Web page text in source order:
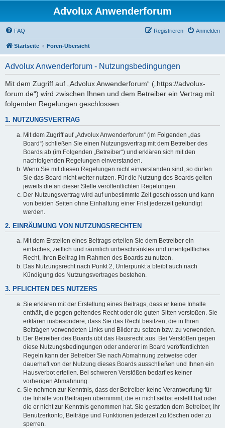
Advolux Anwenderforum
FAQ Anmelden
Registrieren
Startseite Foren-Übersicht
Advolux Anwenderforum - Nutzungsbedingungen
Mit dem Zugriff auf „Advolux Anwenderforum“ („https://advolux-
forum.de“) wird zwischen Ihnen und dem Betreiber ein Vertrag mit
folgenden Regelungen geschlossen:
1. NUTZUNGSVERTRAG
Mit dem Zugriff auf „Advolux Anwenderforum“ (im Folgenden „das
Board“) schließen Sie einen Nutzungsvertrag mit dem Betreiber des
Boards ab (im Folgenden „Betreiber“) und erklären sich mit den
nachfolgenden Regelungen einverstanden.
Wenn Sie mit diesen Regelungen nicht einverstanden sind, so dürfen
Sie das Board nicht weiter nutzen. Für die Nutzung des Boards gelten
jeweils die an dieser Stelle veröffentlichten Regelungen.
Der Nutzungsvertrag wird auf unbestimmte Zeit geschlossen und kann
von beiden Seiten ohne Einhaltung einer Frist jederzeit gekündigt
werden.
2. EINRÄUMUNG VON NUTZUNGSRECHTEN
Mit dem Erstellen eines Beitrags erteilen Sie dem Betreiber ein
einfaches, zeitlich und räumlich unbeschränktes und unentgeltliches
Recht, Ihren Beitrag im Rahmen des Boards zu nutzen.
Das Nutzungsrecht nach Punkt 2, Unterpunkt a bleibt auch nach
Kündigung des Nutzungsvertrages bestehen.
3. PFLICHTEN DES NUTZERS
Sie erklären mit der Erstellung eines Beitrags, dass er keine Inhalte
enthält, die gegen geltendes Recht oder die guten Sitten verstoßen. Sie
erklären insbesondere, dass Sie das Recht besitzen, die in Ihren
Beiträgen verwendeten Links und Bilder zu setzen bzw. zu verwenden.
Der Betreiber des Boards übt das Hausrecht aus. Bei Verstößen gegen
diese Nutzungsbedingungen oder anderer im Board veröffentlichten
Regeln kann der Betreiber Sie nach Abmahnung zeitweise oder
dauerhaft von der Nutzung dieses Boards ausschließen und Ihnen ein
Hausverbot erteilen. Bei schweren Verstößen bedarf es keiner
vorherigen Abmahnung.
Sie nehmen zur Kenntnis, dass der Betreiber keine Verantwortung für
die Inhalte von Beiträgen übernimmt, die er nicht selbst erstellt hat oder
die er nicht zur Kenntnis genommen hat. Sie gestatten dem Betreiber, Ihr
Benutzerkonto, Beiträge und Funktionen jederzeit zu löschen oder zu
sperren.